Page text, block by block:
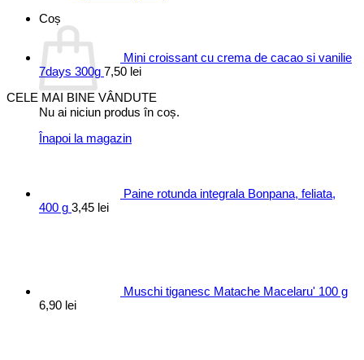
Coș
Nu ai niciun produs în coș.
Înapoi la magazin
Mini croissant cu crema de cacao si vanilie
7days 300g 7,50 lei
CELE MAI BINE VÂNDUTE
Paine rotunda integrala Bonpana, feliata,
400 g 3,45 lei
Muschi tiganesc Matache Macelaru' 100 g
6,90 lei